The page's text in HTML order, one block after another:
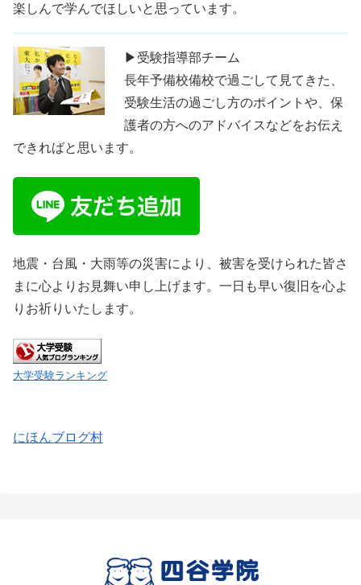
楽しんで学んでほしいと思っています。
▶受験指導部チーム
長年予備校備校で過ごして見てきた、
受験生活の過ごし方のポイントや、保
護者の方へのアドバイスなどをお伝え
できればと思います。
地震・台風・大雨等の災害により、被害を受けられた皆さ
まに心よりお見舞い申し上げます。一日も早い復旧を心よ
りお祈りいたします。
大学受験ランキング
にほんブログ村